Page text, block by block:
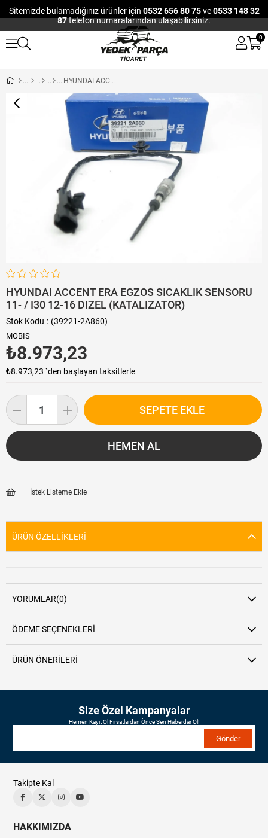
Sitemizde bulamadığınız ürünler için 0532 656 80 75ve0533 148 32
87telefon numaralarından ulaşabilirsiniz.
0
HYUNDAI ACCENT ERA EGZOS SICAKLIK SENSORU 11- / I30 12-16 DIZEL (KATALIZATOR)
HYUNDAI ACCENT ERA EGZOS SICAKLIK SENSORU
11- / I30 12-16 DIZEL (KATALIZATOR)
Stok Kodu (39221-2A860)
MOBIS
₺8.973,23
₺8.973,23 `den başlayan taksitlerle
İstek Listeme Ekle
ÜRÜN ÖZELLIKLERI
YORUMLAR(0)
ÖDEME SEÇENEKLERI
ÜRÜN ÖNERILERI
Size Özel Kampanyalar
Hemen Kayıt Ol Fırsatlardan Önce Sen Haberdar Ol!
Gönder
Takipte Kal
HAKKIMIZDA